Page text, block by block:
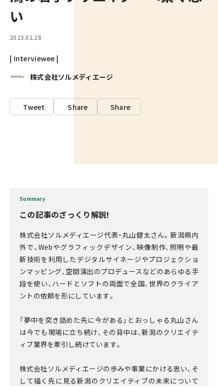
い
2023.02.28
| Interviewee |
株式会社ソルメディエージ
Tweet Share Share
Summary
この記事のざっくり解説!
株式会社ソルメディエージ代表・丸山健太さん。新潟県内
外で、Webやグラフィックデザイン、映像制作、照明や最
新技術を利用したデジタルサイネージやプロジェクショ
ンマッピング、空間演出のプロデュースなどのあらゆる手
段を使い、ハードとソフトの両面で全国、世界のクライア
ントの依頼を形にしています。
「夢中を突き詰めた先に今がある」とおっしゃる丸山さん
は今でも現場に立ち続け、その背中は、新潟のクリエイテ
ィブ業界を牽引し続けています。
株式会社ソルメディエージの歩みや事業にかける思い、そ
して描く先に見る新潟のクリエイティブの未来について